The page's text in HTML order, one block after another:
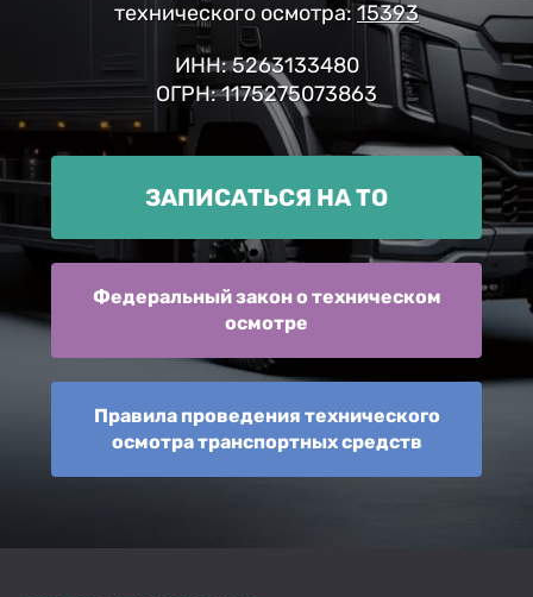
технического осмотра: 15393
ИНН: 5263133480
ОГРН: 1175275073863
ЗАПИСАТЬСЯ НА ТО
Федеральный закон о техническом
осмотре
Правила проведения технического
осмотра транспортных средств